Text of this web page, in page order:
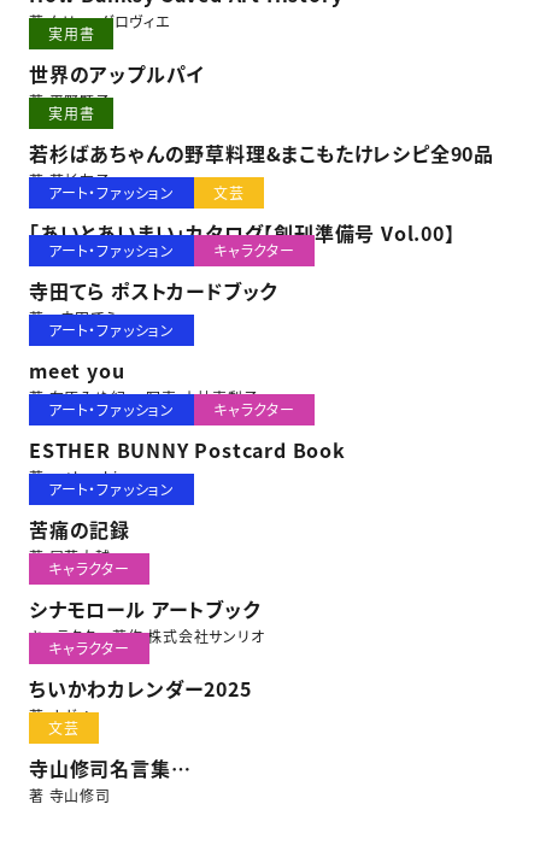
バンクシーはいかにして美術史を救ったか
著 ケリー・グロヴィエ
実用書
世界のアップルパイ
著 平野顕子
実用書
若杉ばあちゃんの野草料理&まこもたけレシピ全90品
著 若杉友子
アート・ファッション 文芸
「あいとあいまい」カタログ【創刊準備号 Vol.00】
アート・ファッション キャラクター
寺田てら ポストカードブック
著 寺田てら
アート・ファッション
meet you
著 在原みゆ紀 写真 小林真梨子
アート・ファッション キャラクター
ESTHER BUNNY Postcard Book
著 esther kim
アート・ファッション
苦痛の記録
著 尾花大輔
キャラクター
シナモロール アートブック
キャラクター著作 株式会社サンリオ
キャラクター
ちいかわカレンダー2025
著 ナガノ
文芸
寺山修司名言集
身捨つるほどの祖国はありや
著 寺山修司